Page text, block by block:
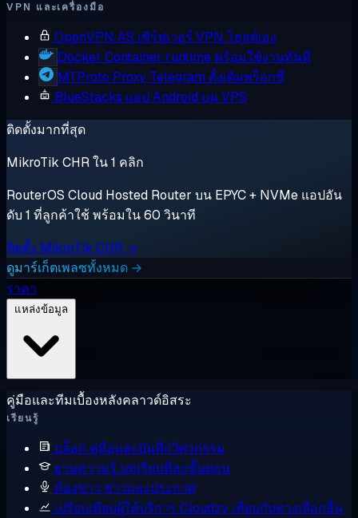
VPN และเครื่องมือ
OpenVPN AS เซิร์ฟเวอร์ VPN โฮสต์เอง
Docker Container runtime พร้อมใช้งานทันที
MTProto Proxy Telegram ดั้งเดิมพร็อกซี่
BlueStacks แอป Android บน VPS
ติดตั้งมากที่สุด
MikroTik CHR ใน 1 คลิก
RouterOS Cloud Hosted Router บน EPYC + NVMe แอปอัน
ดับ 1 ที่ลูกค้าใช้ พร้อมใน 60 วินาที
ติดตั้ง MikroTik CHR →
ดูมาร์เก็ตเพลซทั้งหมด →
ราคา
คู่มือและทีมเบื้องหลังคลาวด์อิสระ
เรียนรู้
บล็อก คู่มือและบันทึกวิศวกรรม
ฐานความรู้ บทเรียนทีละขั้นตอน
ห้องข่าว ข่าวและประกาศ
เปรียบเทียบผู้ให้บริการ Cloudzy เทียบกับทางเลือกอื่น